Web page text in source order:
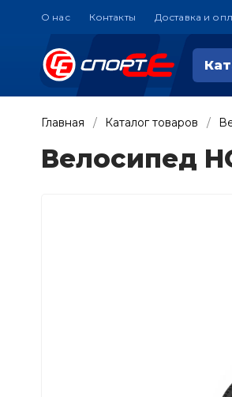
О нас Контакты Доставка и
Главная Каталог товаров
Велосипед